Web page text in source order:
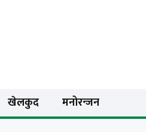
खेलकुद मनोरन्जन